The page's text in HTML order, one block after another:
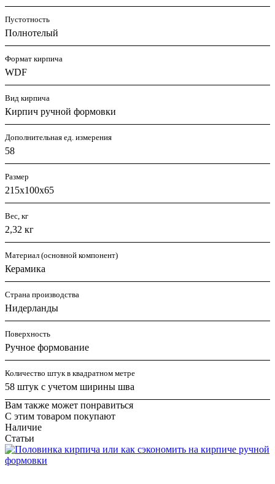
Пустотность
Полнотелый
Формат кирпича
WDF
Вид кирпича
Кирпич ручной формовки
Дополнительная ед. измерения
58
Размер
215х100х65
Вес, кг
2,32 кг
Материал (основной компонент)
Керамика
Страна производства
Нидерланды
Поверхность
Ручное формование
Количество штук в квадратном метре
58 штук с учетом ширины шва
Вам также может понравиться
С этим товаром покупают
Наличие
Статьи